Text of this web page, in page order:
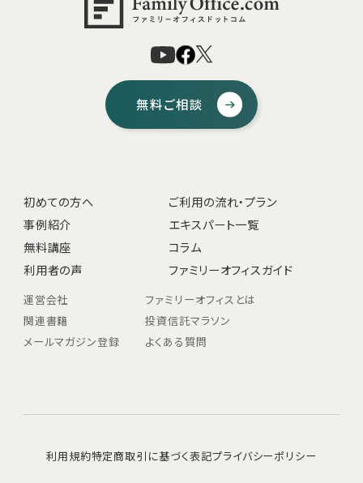
無料ご相談
初めての方へ
ご利用の流れ・プラン
事例紹介
エキスパート一覧
無料講座
コラム
利用者の声
ファミリーオフィスガイド
運営会社
ファミリーオフィスとは
関連書籍
投資信託マラソン
メールマガジン登録
よくある質問
利用規約特定商取引に基づく表記プライバシーポリシー